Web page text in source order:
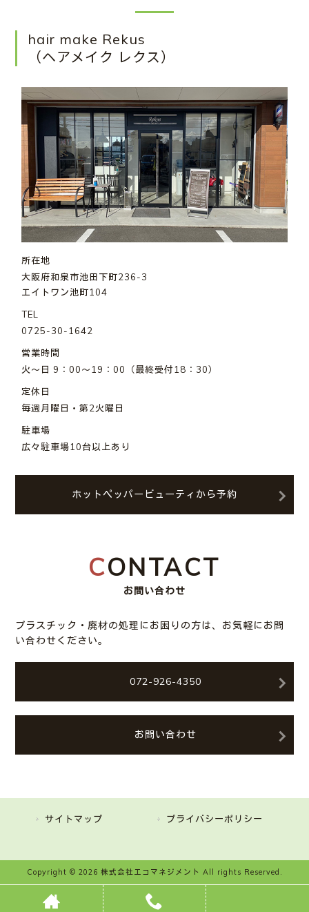
hair make Rekus
（ヘアメイク レクス）
所在地
大阪府和泉市池田下町236-3
エイトワン池町104
TEL
0725-30-1642
営業時間
火～日 9：00～19：00（最終受付18：30）
定休日
毎週月曜日・第2火曜日
駐車場
広々駐車場10台以上あり
ホットペッパービューティから予約
CONTACT
お問い合わせ
プラスチック・廃材の処理にお困りの方は、お気軽にお問
い合わせください。
072-926-4350
お問い合わせ
サイトマップ プライバシーポリシー
Copyright © 2026 株式会社エコマネジメント All rights Reserved.